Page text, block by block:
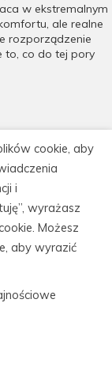
w ekstremalnym
ale realne
rozporządzenie
to, co do tej pory
86-105
NIP: 559-
i kursy
cookie, aby
i
wyrażasz
Możesz
aby wyrazić